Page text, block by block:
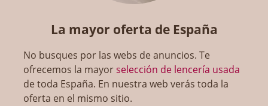
La mayor oferta de España
No busques por las webs de anuncios. Te
ofrecemos la mayorselección de lencería usada
de toda España. En nuestra web verás toda la
oferta en el mismo sitio.